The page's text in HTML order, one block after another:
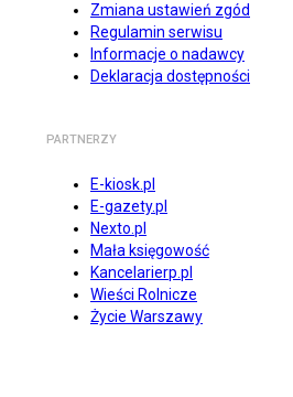
Zmiana ustawień zgód
Regulamin serwisu
Informacje o nadawcy
Deklaracja dostępności
PARTNERZY
E-kiosk.pl
E-gazety.pl
Nexto.pl
Mała księgowość
Kancelarierp.pl
Wieści Rolnicze
Życie Warszawy